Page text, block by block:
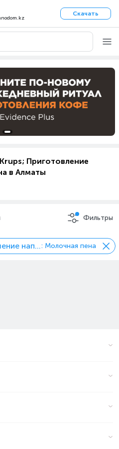
Скачать
Приготовление
в Алматы
Фильтры
Приготовление напитков: Молочная пена